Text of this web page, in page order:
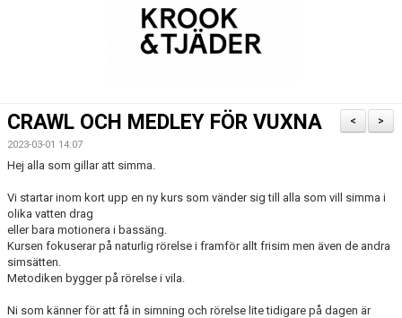
KSLS WEBBSHOP
JOBBA HOS OSS!
FÖRÄLDER
>
<
CRAWL OCH MEDLEY FÖR VUXNA
2023-03-01 14:07
Hej alla som gillar att simma.
Vi startar inom kort upp en ny kurs som vänder sig till alla som vill simma i
olika vatten drag
eller bara motionera i bassäng.
Kursen fokuserar på naturlig rörelse i framför allt frisim men även de andra
simsätten.
Metodiken bygger på rörelse i vila.
Ni som känner för att få in simning och rörelse lite tidigare på dagen är